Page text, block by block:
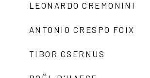
LEONARDO CREMONINI
ANTONIO CRESPO FOIX
TIBOR CSERNUS